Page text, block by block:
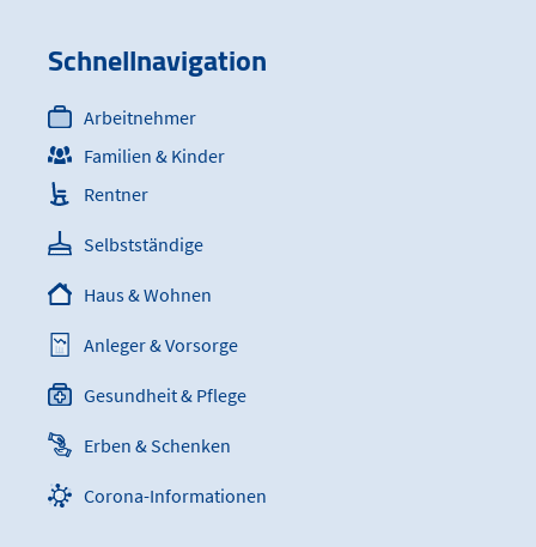
Schnellnavigation
Arbeitnehmer
Familien & Kinder
Rentner
Selbstständige
Haus & Wohnen
Anleger & Vorsorge
Gesundheit & Pflege
Erben & Schenken
Corona-Informationen